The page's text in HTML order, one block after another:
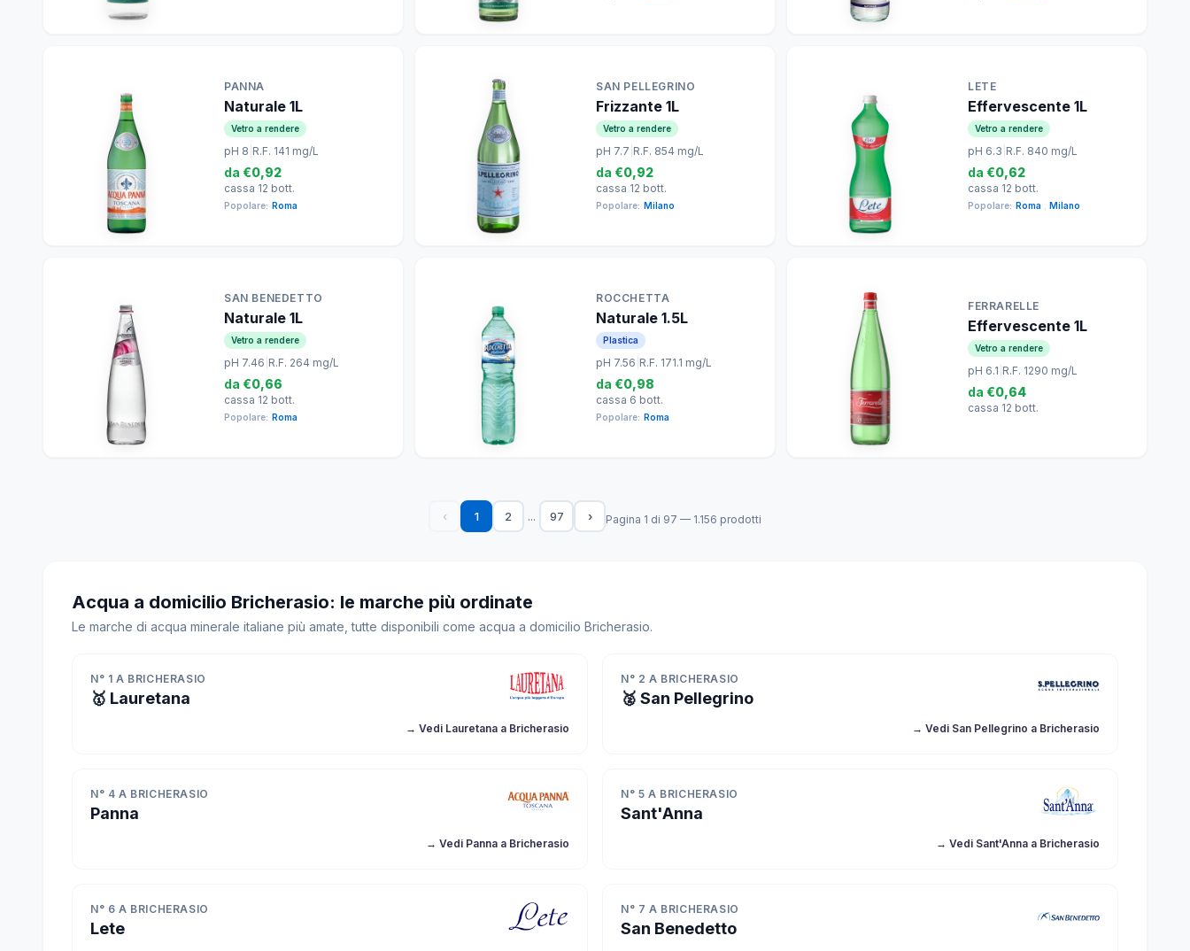
PANNA
Naturale 1L
Vetro a rendere
pH 8 R.F. 141 mg/L
da €0,92
cassa 12 bott.
Popolare: Roma
SAN PELLEGRINO
Frizzante 1L
Vetro a rendere
pH 7.7 R.F. 854 mg/L
da €0,92
cassa 12 bott.
Popolare: Milano
LETE
Effervescente 1L
Vetro a rendere
pH 6.3 R.F. 840 mg/L
da €0,62
cassa 12 bott.
Popolare: Roma Milano
SAN BENEDETTO
Naturale 1L
Vetro a rendere
pH 7.46 R.F. 264 mg/L
da €0,66
cassa 12 bott.
Popolare: Roma
ROCCHETTA
Naturale 1.5L
Plastica
pH 7.56 R.F. 171.1 mg/L
da €0,98
cassa 6 bott.
Popolare: Roma
FERRARELLE
Effervescente 1L
Vetro a rendere
pH 6.1 R.F. 1290 mg/L
da €0,64
cassa 12 bott.
‹ 1 2 ... 97 › Pagina 1 di 97 — 1.156 prodotti
Acqua a domicilio Bricherasio: le marche più ordinate
Le marche di acqua minerale italiane più amate, tutte disponibili come acqua a domicilio Bricherasio.
N° 1 A BRICHERASIO
🥇 Lauretana
→ Vedi Lauretana a Bricherasio
N° 2 A BRICHERASIO
🥈 San Pellegrino
→ Vedi San Pellegrino a Bricherasio
N° 4 A BRICHERASIO
Panna
→ Vedi Panna a Bricherasio
N° 5 A BRICHERASIO
Sant'Anna
→ Vedi Sant'Anna a Bricherasio
N° 6 A BRICHERASIO
Lete
N° 7 A BRICHERASIO
San Benedetto